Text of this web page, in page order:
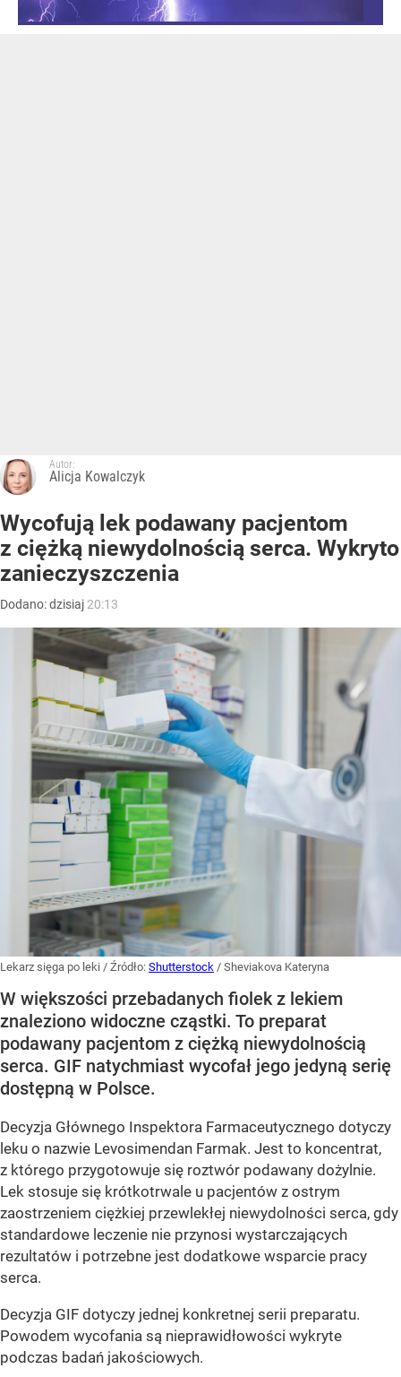
Autor:
Alicja Kowalczyk
Wycofują lek podawany pacjentom
z ciężką niewydolnością serca. Wykryto
zanieczyszczenia
Dodano:dzisiaj 20:13
Lekarz sięga po leki / Źródło: Shutterstock / Sheviakova Kateryna
W większości przebadanych fiolek z lekiem
znaleziono widoczne cząstki. To preparat
podawany pacjentom z ciężką niewydolnością
serca. GIF natychmiast wycofał jego jedyną serię
dostępną w Polsce.
Decyzja Głównego Inspektora Farmaceutycznego dotyczy
leku o nazwie Levosimendan Farmak. Jest to koncentrat,
z którego przygotowuje się roztwór podawany dożylnie.
Lek stosuje się krótkotrwale u pacjentów z ostrym
zaostrzeniem ciężkiej przewlekłej niewydolności serca, gdy
standardowe leczenie nie przynosi wystarczających
rezultatów i potrzebne jest dodatkowe wsparcie pracy
serca.
Decyzja GIF dotyczy jednej konkretnej serii preparatu.
Powodem wycofania są nieprawidłowości wykryte
podczas badań jakościowych.